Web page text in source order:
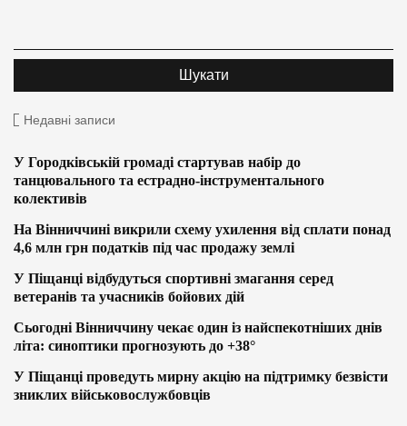
Недавні записи
У Городківській громаді стартував набір до
танцювального та естрадно-інструментального
колективів
На Вінниччині викрили схему ухилення від сплати понад
4,6 млн грн податків під час продажу землі
У Піщанці відбудуться спортивні змагання серед
ветеранів та учасників бойових дій
Сьогодні Вінниччину чекає один із найспекотніших днів
літа: синоптики прогнозують до +38°
У Піщанці проведуть мирну акцію на підтримку безвісти
зниклих військовослужбовців